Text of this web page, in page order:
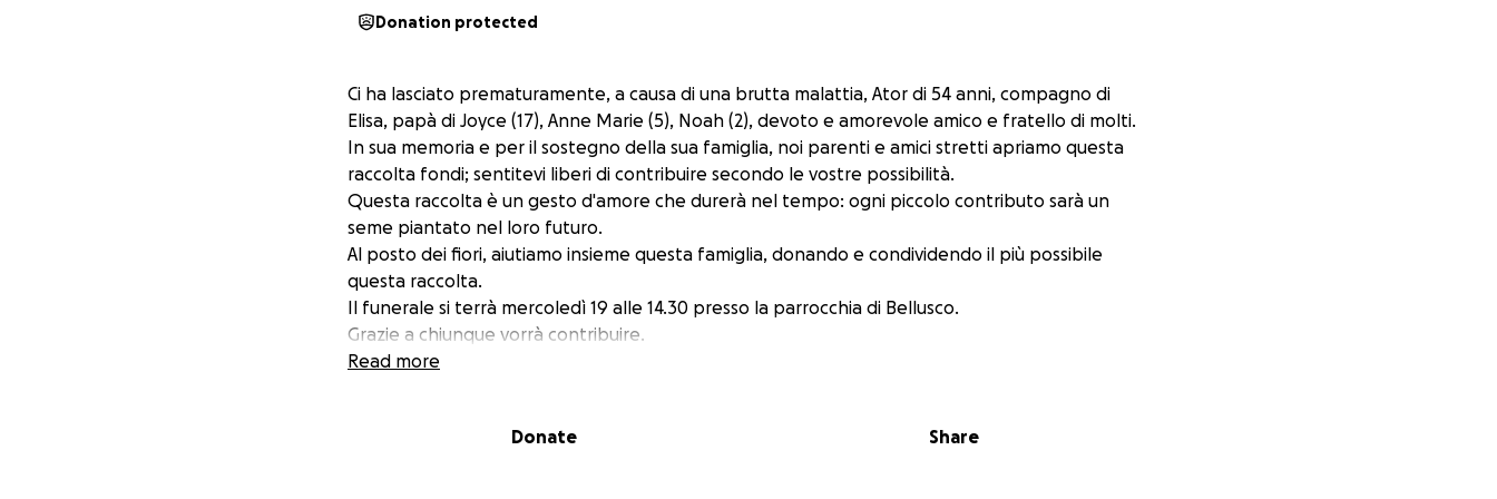
Donation protected
Ci ha lasciato prematuramente, a causa di una brutta malattia, Ator di 54 anni, compagno di
Elisa, papà di Joyce (17), Anne Marie (5), Noah (2), devoto e amorevole amico e fratello di molti.
In sua memoria e per il sostegno della sua famiglia, noi parenti e amici stretti apriamo questa
raccolta fondi; sentitevi liberi di contribuire secondo le vostre possibilità.
Questa raccolta è un gesto d'amore che durerà nel tempo: ogni piccolo contributo sarà un
seme piantato nel loro futuro.
Al posto dei fiori, aiutiamo insieme questa famiglia, donando e condividendo il più possibile
questa raccolta.
Il funerale si terrà mercoledì 19 alle 14.30 presso la parrocchia di Bellusco.
Grazie a chiunque vorrà contribuire.
Read more
Donate Share